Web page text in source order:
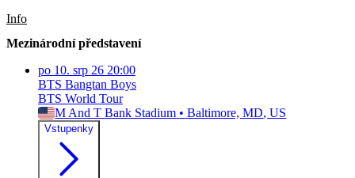
Info
Mezinárodní představení
po 10. srp 26 20:00
BTS Bangtan Boys
BTS World Tour
M And T Bank Stadium • Baltimore, MD, US
Vstupenky